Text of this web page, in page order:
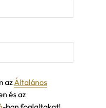
azÁltalános
és az